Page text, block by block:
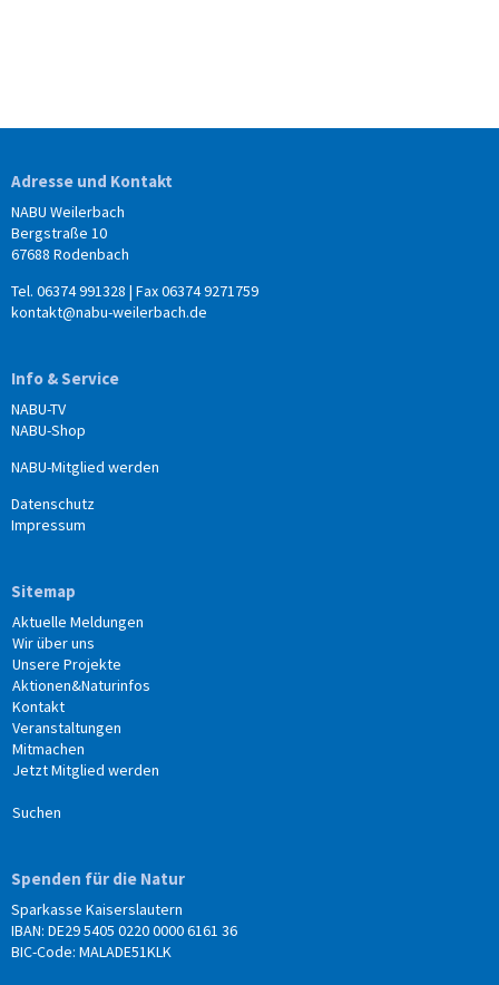
Adresse und Kontakt
NABU Weilerbach
Bergstraße 10
67688 Rodenbach
Tel. 06374 991328 | Fax 06374 9271759
kontakt@nabu-weilerbach.de
Info & Service
NABU-TV
NABU-Shop
NABU-Mitglied werden
Datenschutz
Impressum
Sitemap
Aktuelle Meldungen
Wir über uns
Unsere Projekte
Aktionen&Naturinfos
Kontakt
Veranstaltungen
Mitmachen
Jetzt Mitglied werden
Suchen
Spenden für die Natur
Sparkasse Kaiserslautern
IBAN: DE29 5405 0220 0000 6161 36
BIC-Code: MALADE51KLK